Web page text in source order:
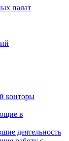
палат
конторы
в
деятельность